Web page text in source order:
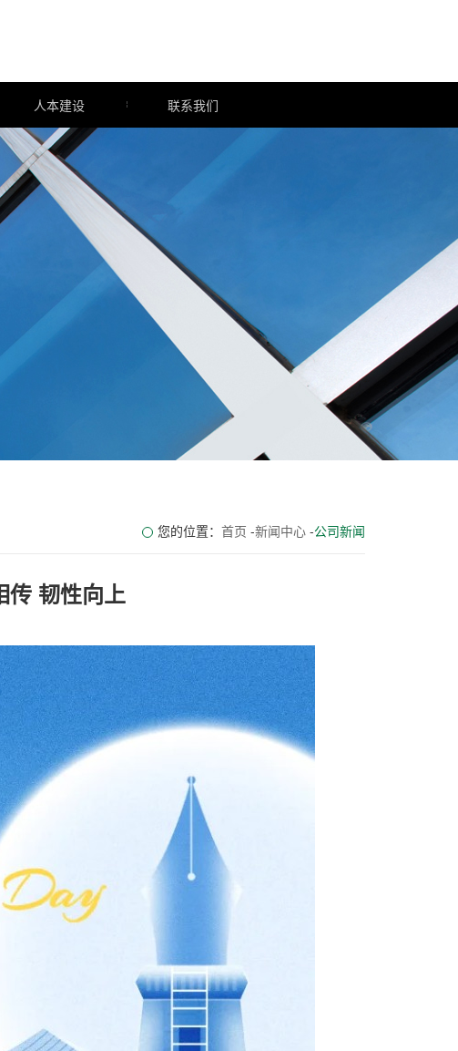
人本建设
人才招聘
人才培养
人才关爱
联系我们
您的位置： 首页 -新闻中心 -公司新闻
传 韧性向上